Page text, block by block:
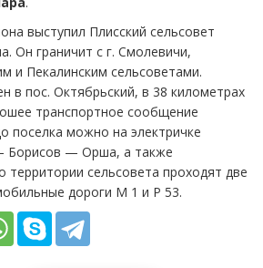
выступил Плисский сельсовет
Он граничит с г. Смолевичи,
и Пекалинским сельсоветами.
в пос. Октябрьский, в 38 километрах
транспортное сообщение
поселка можно на электричке
Борисов — Орша, а также
сельсовета проходят две
дороги М 1 и Р 53.